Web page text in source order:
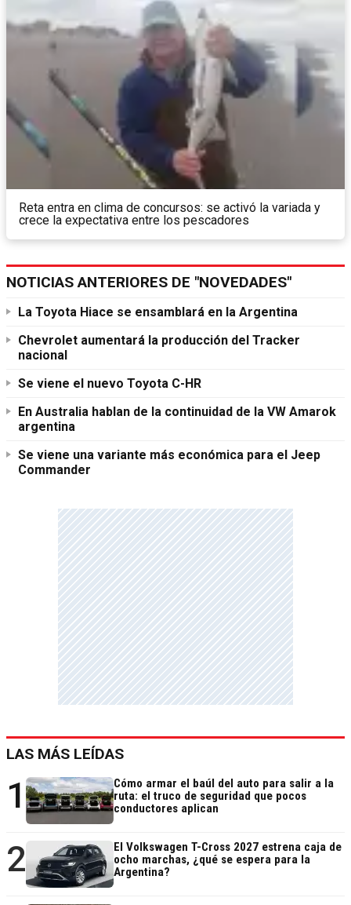
Reta entra en clima de concursos: se activó la variada y
crece la expectativa entre los pescadores
NOTICIAS ANTERIORES DE "NOVEDADES"
La Toyota Hiace se ensamblará en la Argentina
Chevrolet aumentará la producción del Tracker
nacional
Se viene el nuevo Toyota C-HR
En Australia hablan de la continuidad de la VW Amarok
argentina
Se viene una variante más económica para el Jeep
Commander
LAS MÁS LEÍDAS
1
Cómo armar el baúl del auto para salir a la
ruta: el truco de seguridad que pocos
conductores aplican
2
El Volkswagen T-Cross 2027 estrena caja de
ocho marchas, ¿qué se espera para la
Argentina?